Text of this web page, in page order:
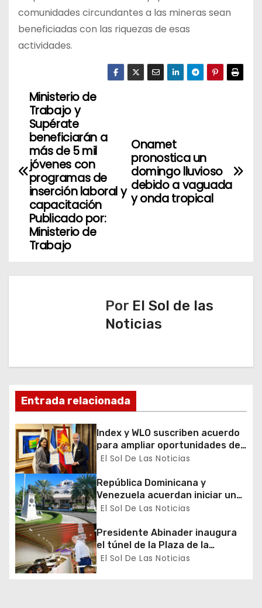
comunidades circundantes a las mineras sean
beneficiadas con las riquezas de esas
actividades.
N
e
i
e
e
n
t
r
a
d
a
s
Onamet
pronostica un
domingo lluvioso
debido a vaguada
y onda tropical
Ministerio de
Trabajo y
Supérate
beneficiarán a
más de 5 mil
jóvenes con
programas de
inserción laboral y
capacitación
Publicado por:
Ministerio de
Trabajo
Por El Sol de las
Noticias
Entrada relacionada
Index y WLO suscriben acuerdo
para ampliar oportunidades de
formación de dominicanos en el
El Sol De Las Noticias
República Dominicana y
Venezuela acuerdan iniciar un
proceso de normalización
diplomáticas y consulares
El Sol De Las Noticias
Presidente Abinader inaugura
el túnel de la Plaza de la
Bandera que cambia la salida
hacia el Sur y redefine la
El Sol De Las Noticias